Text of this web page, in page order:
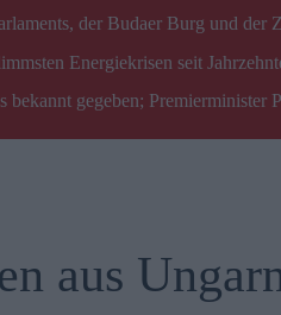
der Budaer Burg und der
Energiekrisen seit
gegeben;
aus